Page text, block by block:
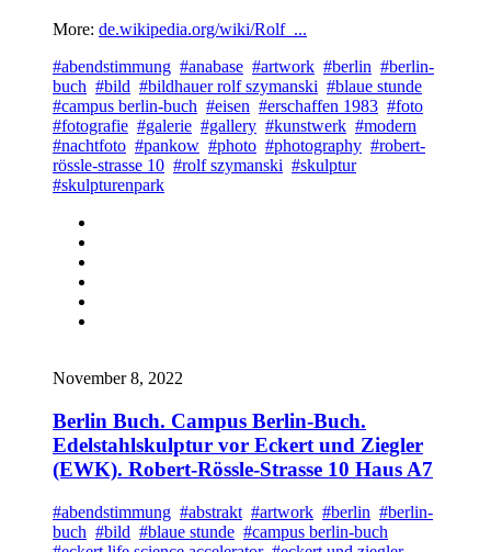
More: de.wikipedia.org/wiki/Rolf_...
#abendstimmung #anabase #artwork #berlin #berlin-
buch #bild #bildhauer rolf szymanski #blaue stunde
#campus berlin-buch #eisen #erschaffen 1983 #foto
#fotografie #galerie #gallery #kunstwerk #modern
#nachtfoto #pankow #photo #photography #robert-
rössle-strasse 10 #rolf szymanski #skulptur
#skulpturenpark
November 8, 2022
Berlin Buch. Campus Berlin-Buch.
Edelstahlskulptur vor Eckert und Ziegler
(EWK). Robert-Rössle-Strasse 10 Haus A7
#abendstimmung #abstrakt #artwork #berlin #berlin-
buch #bild #blaue stunde #campus berlin-buch